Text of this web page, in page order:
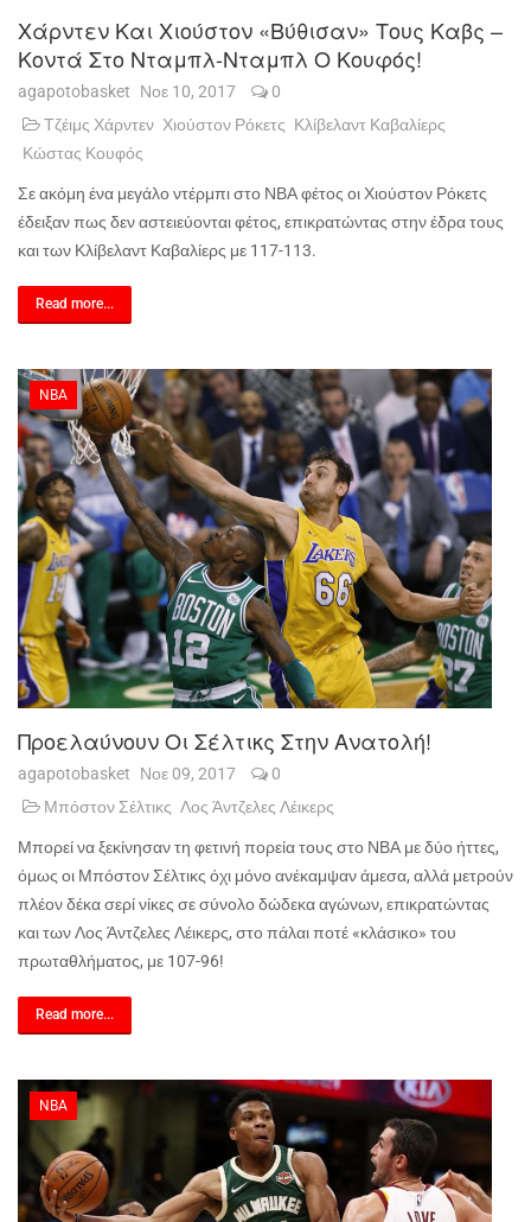
Χάρντεν Και Χιούστον «βύθισαν» Τους Καβς –
Κοντά Στο Νταμπλ-Νταμπλ Ο Κουφός!
agapotobasket Νοε 10, 2017
0
Τζέιμς Χάρντεν Χιούστον Ρόκετς Κλίβελαντ Καβαλίερς
Κώστας Κουφός
Σε ακόμη ένα μεγάλο ντέρμπι στο ΝΒΑ φέτος οι Χιούστον Ρόκετς
έδειξαν πως δεν αστειεύονται φέτος, επικρατώντας στην έδρα τους
και των Κλίβελαντ Καβαλίερς με 117-113.
Read more...
NBA
Προελαύνουν Οι Σέλτικς Στην Ανατολή!
agapotobasket Νοε 09, 2017
0
Μπόστον Σέλτικς Λος Άντζελες Λέικερς
Μπορεί να ξεκίνησαν τη φετινή πορεία τους στο ΝΒΑ με δύο ήττες,
όμως οι Μπόστον Σέλτικς όχι μόνο ανέκαμψαν άμεσα, αλλά μετρούν
πλέον δέκα σερί νίκες σε σύνολο δώδεκα αγώνων, επικρατώντας
και των Λος Άντζελες Λέικερς, στο πάλαι ποτέ «κλάσικο» του
πρωταθλήματος, με 107-96!
Read more...
NBA